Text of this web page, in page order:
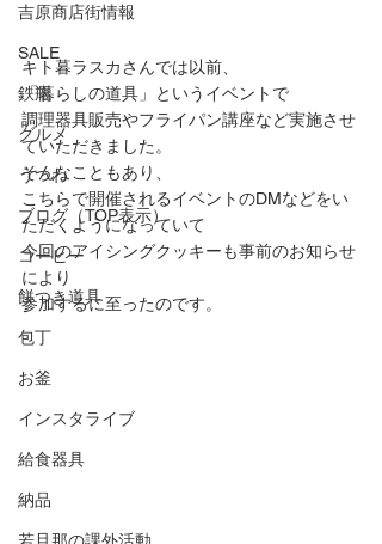
吉原商店街情報
SALE
鉄瓶
グルメ
うつわ
ブログ（TOP表示）
コーヒー
餅つき道具
包丁
お釜
インスタライブ
給食器具
納品
キト暮ラスカさんでは以前、
「暮らしの道具」というイベントで
調理器具販売やフライパン講座など実施させ
ていただきました。
そんなこともあり、
こちらで開催されるイベントのDMなどをい
ただくようになっていて
今回のアイシングクッキーも事前のお知らせ
により
参加するに至ったのです。